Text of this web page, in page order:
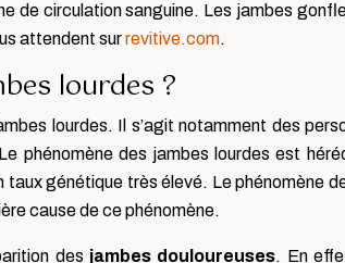
de circulation sanguine. Les jambes
attendent surrevitive.com.
lourdes ?
lourdes. Il s’agit notamment des
phénomène des jambes lourdes est
taux génétique très élevé. Le phénomène
cause de ce phénomène.
des jambes douloureuses. En